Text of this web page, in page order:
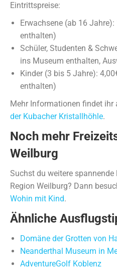
Eintrittspreise:
Erwachsene (ab 16
enthalten)
Schüler, Studenten &
ins Museum enthalten,
Kinder (3 bis 5 Jahre):
enthalten)
Mehr Informationen findet ihr
der Kubacher Kristallhöhle.
Noch mehr
Weilburg
Suchst du weitere
Region Weilburg? Dann
Wohin mit Kind.
Ähnliche
Domäne der Grotten von
Neanderthal Museum in
AdventureGolf Koblenz